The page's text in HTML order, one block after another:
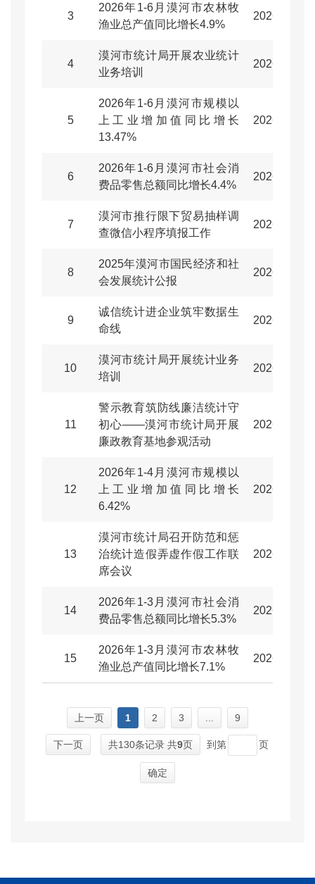
3
2026年1-6月漠河市农林牧
渔业总产值同比增长4.9%
2026-07-29
4
漠河市统计局开展农业统计
业务培训
2026-07-28
5
2026年1-6月漠河市规模以
上工业增加值同比增长
13.47%
2026-07-28
6
2026年1-6月漠河市社会消
费品零售总额同比增长4.4%
2026-07-27
7
漠河市推行限下贸易抽样调
查微信小程序填报工作
2026-07-03
8
2025年漠河市国民经济和社
会发展统计公报
2026-06-22
9
诚信统计进企业筑牢数据生
命线
2026-06-16
10
漠河市统计局开展统计业务
培训
2026-05-28
11
警示教育筑防线廉洁统计守
初心——漠河市统计局开展
廉政教育基地参观活动
2026-05-22
12
2026年1-4月漠河市规模以
上工业增加值同比增长
6.42%
2026-05-21
13
漠河市统计局召开防范和惩
治统计造假弄虚作假工作联
席会议
2026-05-13
14
2026年1-3月漠河市社会消
费品零售总额同比增长5.3%
2026-04-30
15
2026年1-3月漠河市农林牧
渔业总产值同比增长7.1%
2026-04-29
上一页 1 2 3 9
下一页 共130条记录 共9页 到第 页
确定